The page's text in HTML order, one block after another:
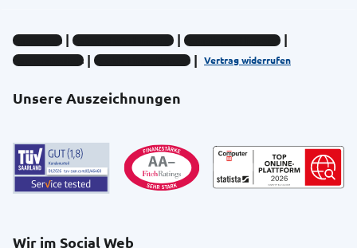
Unsere Auszeichnungen
Impressum Datenschutz-Hinweise
Compliance-Hinweise
Barrierefreiheit
Cookie-Einstellungen Vertrag widerrufen
Wir im Social Web